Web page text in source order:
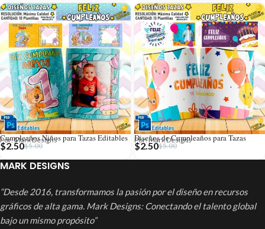
Cumpleaños Niños para Tazas Editables
Por: Mark Designs
$5.00
$2.50
Diseños de Cumpleaños para Tazas
Por: Mark Designs
$5.00
$2.50
MARK DESIGNS
“Desde 2016, transformamos la pasión por el diseño en recursos
gráficos de alta gama. Mark Designs: Conectando el talento global
bajo un mismo propósito”